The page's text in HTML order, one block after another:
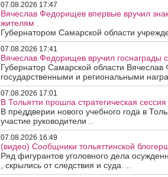
07.08.2026 17:47
Вячеслав Федорищев впервые вручил
жителям .
Губернатором Самарской области
07.08.2026 17:41
Вячеслав Федорищев вручил госнаграды
Губернатор Самарской области
государственными и региональными
07.08.2026 17:01
В Тольятти прошла стратегическая
В преддверии нового учебного года в
участие руководители ..
07.08.2026 16:49
(видео) Сообщники тольяттинской
Ряд фигурантов уголовного дела
, скрылись от следствия и суда. ..